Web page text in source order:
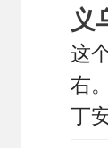
义
这
右
丁